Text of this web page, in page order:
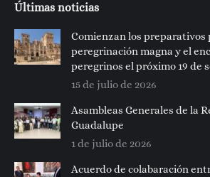
Últimas noticias
Comienzan los preparativos
peregrinación magna y el
peregrinos el próximo 19 de
15 de julio de 2026
Asambleas Generales de la
Guadalupe
1 de julio de 2026
Acuerdo de colabaración